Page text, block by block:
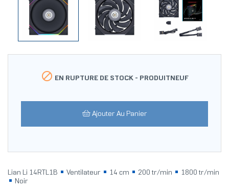
 EN RUPTURE DE STOCK - PRODUITNEUF
Ajouter Au Panier
Lian Li 14RTL1B Ventilateur 14 cm 200 tr/min
1800 tr/min
Noir